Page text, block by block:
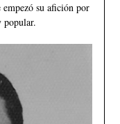
su afición por
popular.